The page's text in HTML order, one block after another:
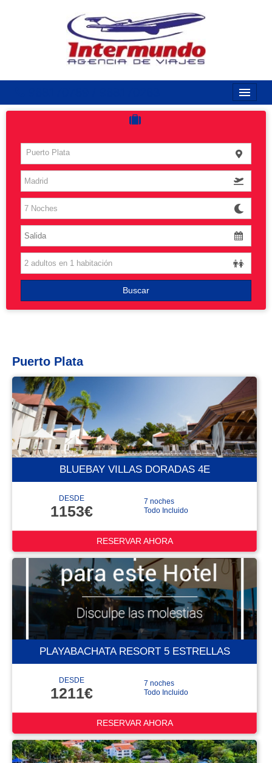
Costas
Vuelos
Islas
Caribe
Grandes Viajes
Puerto Plata
Buscar
Puerto Plata
BLUEBAY VILLAS DORADAS 4E
DESDE
1153€
7 noches
Todo Incluido
RESERVAR AHORA
PLAYABACHATA RESORT 5 ESTRELLAS
DESDE
1211€
7 noches
Todo Incluido
RESERVAR AHORA